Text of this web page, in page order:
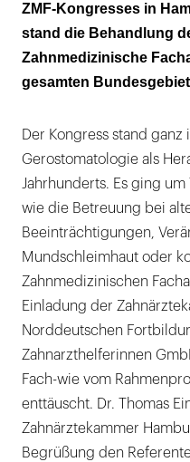
Fortbildung lohnt
ZMF-Kongresses in
stand die Behandlung
Zahnmedizinische
gesamten
Der Kongress stand
Gerostomatologie als
Jahrhunderts. Es ging
wie die Betreuung bei
Beeinträchtigungen,
Mundschleimhaut oder
Zahnmedizinischen
Einladung der
Norddeutschen
Zahnarzthelferinnen
Fach-wie vom
enttäuscht. Dr. Thomas
Zahnärztekammer
Begrüßung den